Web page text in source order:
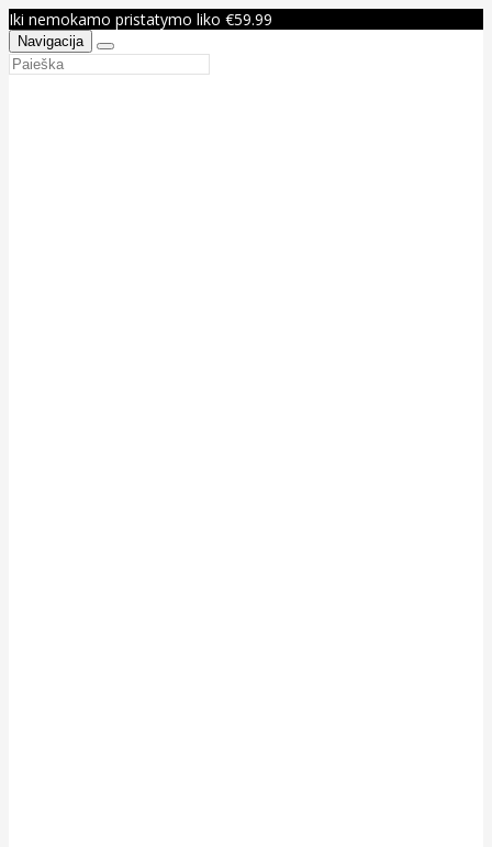
Iki nemokamo pristatymo liko €59.99
Navigacija